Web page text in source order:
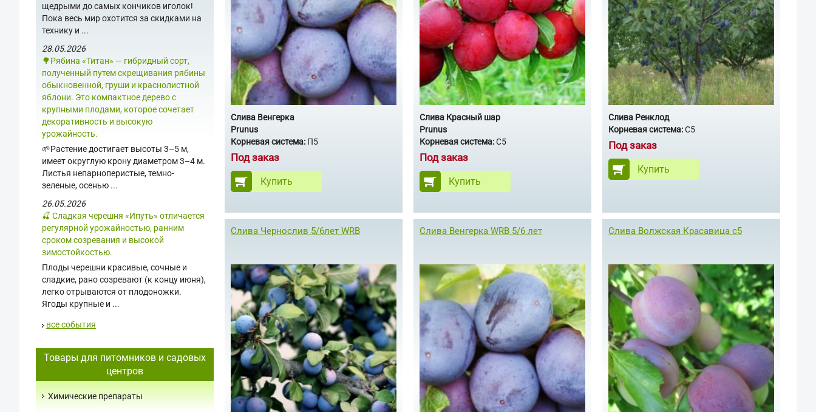
щедрыми до самых кончиков иголок!
Пока весь мир охотится за скидками на
технику и ...
28.05.2026
🌳Рябина «Титан» — гибридный сорт,
полученный путем скрещивания рябины
обыкновенной, груши и краснолистной
яблони. Это компактное дерево с
крупными плодами, которое сочетает
декоративность и высокую
урожайность.
🌱Растение достигает высоты 3–5 м,
имеет округлую крону диаметром 3–4 м.
Листья непарноперистые, темно-
зеленые, осенью ...
26.05.2026
🍒 Сладкая черешня «Ипуть» отличается
регулярной урожайностью, ранним
сроком созревания и высокой
зимостойкостью.
Плоды черешни красивые, сочные и
сладкие, рано созревают (к концу июня),
легко отрываются от плодоножки.
Ягоды крупные и ...
все события
Товары для питомников и садовых
центров
Химические препараты
Слива Венгерка
Prunus
Корневая система: П5
Под заказ
Купить
Слива Красный шар
Prunus
Корневая система:С5
Под заказ
Купить
Слива Ренклод
Корневая система:С5
Под заказ
Купить
Слива Чернослив 5/6лет WRB Слива Венгерка WRB 5/6 лет Слива Волжская Красавица с5